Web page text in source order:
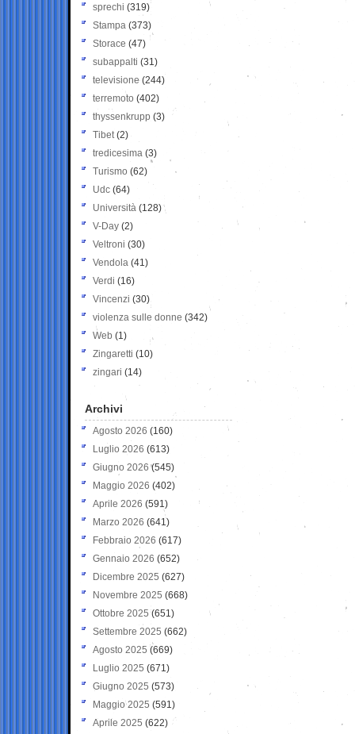
sprechi (319)
Stampa (373)
Storace (47)
subappalti (31)
televisione(244)
terremoto (402)
thyssenkrupp (3)
Tibet(2)
tredicesima (3)
Turismo (62)
Udc (64)
Università (128)
V-Day (2)
Veltroni (30)
Vendola (41)
Verdi (16)
Vincenzi (30)
violenza sulle donne (342)
Web (1)
Zingaretti (10)
zingari (14)
Archivi
Agosto 2026 (160)
Luglio 2026 (613)
Giugno 2026 (545)
Maggio 2026 (402)
Aprile 2026 (591)
Marzo 2026 (641)
Febbraio 2026 (617)
Gennaio 2026 (652)
Dicembre 2025 (627)
Novembre 2025 (668)
Ottobre 2025 (651)
Settembre 2025 (662)
Agosto 2025 (669)
Luglio 2025 (671)
Giugno 2025 (573)
Maggio 2025 (591)
Aprile 2025 (622)